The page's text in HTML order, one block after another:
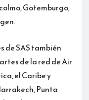
Gotemburgo,
de SAS también
de la red de Air
el Caribe y
Punta